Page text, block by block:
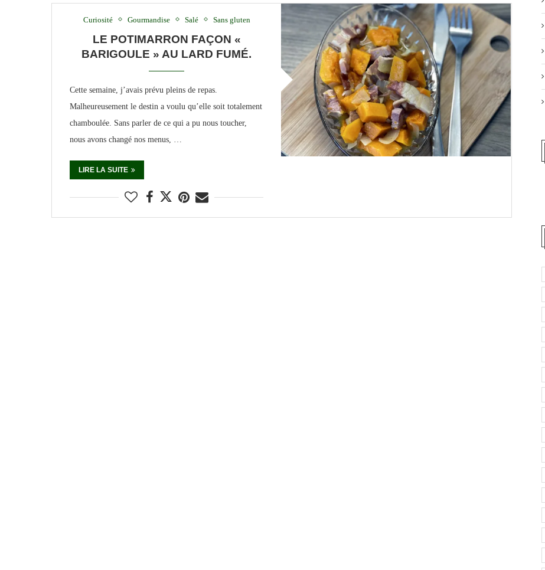
Curiosité Gourmandise Salé Sans gluten
LE POTIMARRON FAÇON «
BARIGOULE » AU LARD FUMÉ.
Cette semaine, j’avais prévu pleins de repas.
Malheureusement le destin a voulu qu’elle soit totalement
chamboulée. Sans parler de ce qui a pu nous toucher,
nous avons changé nos menus, …
LIRE LA SUITE